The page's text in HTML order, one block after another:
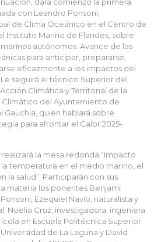
con Leandro Ponsoni,
de Clima Oceánico en el Centro de
Instituto Marino de Flandes, sobre
autónomos: Avance de las
para anticipar, prepararse,
eficazmente a los impactos del
seguirá el técnico Superior del
Climática y Territorial de la
del Ayuntamiento de
Gauchia, quien hablará sobre
para afrontar el Calor 2025-
realizará la mesa redonda “Impacto
temperatura en el medio marino, el
la salud”. Participarán con sus
materia los ponentes Benjamí
Ezequiel Navío, naturalista y
Noelia Cruz, investigadora, ingeniera
en Escuela Politécnica Superior
de La Laguna y David